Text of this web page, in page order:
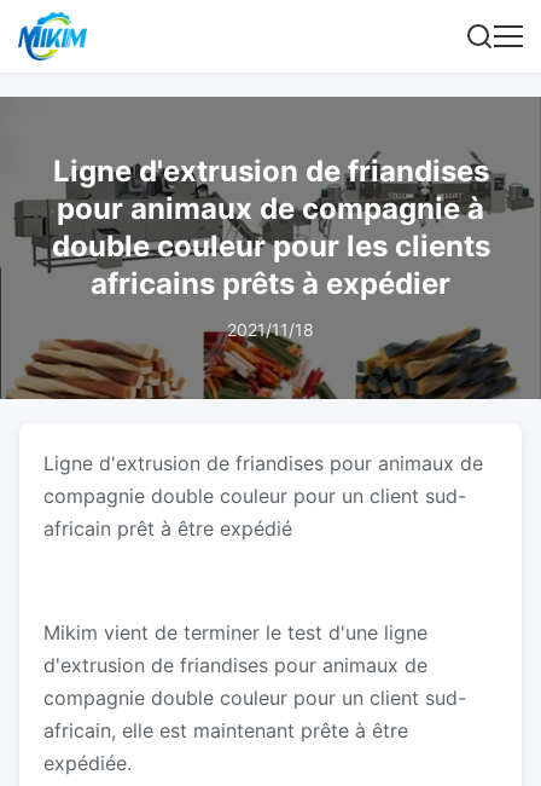
Ligne d'extrusion de friandises
pour animaux de compagnie à
double couleur pour les clients
africains prêts à expédier
2021/11/18
Ligne d'extrusion de friandises pour animaux de
compagnie double couleur pour un client sud-
africain prêt à être expédié
Mikim vient de terminer le test d'une ligne
d'extrusion de friandises pour animaux de
compagnie double couleur pour un client sud-
africain, elle est maintenant prête à être
expédiée.